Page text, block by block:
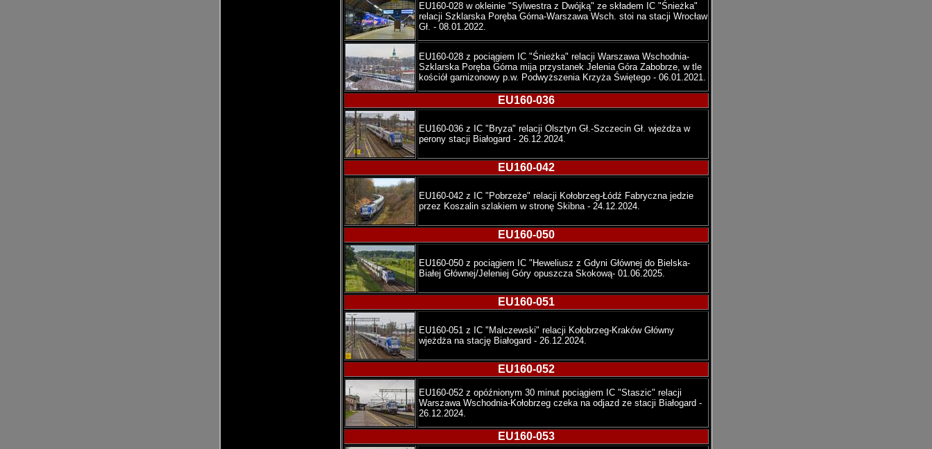
EU160-028 w okleinie "Sylwestra z Dwójką" ze składem IC "Śnieżka"
relacji Szklarska Poręba Górna-Warszawa Wsch. stoi na stacji Wrocław
Gł. - 08.01.2022.
EU160-028 z pociągiem IC "Śnieżka" relacji Warszawa Wschodnia-
Szklarska Poręba Górna mija przystanek Jelenia Góra Zabobrze, w tle
kościół garnizonowy p.w. Podwyższenia Krzyża Świętego - 06.01.2021.
EU160-036
EU160-036 z IC "Bryza" relacji Olsztyn Gł.-Szczecin Gł. wjeżdża w
perony stacji Białogard - 26.12.2024.
EU160-042
EU160-042 z IC "Pobrzeże" relacji Kołobrzeg-Łódź Fabryczna jedzie
przez Koszalin szlakiem w stronę Skibna - 24.12.2024.
EU160-050
EU160-050 z pociągiem IC "Heweliusz z Gdyni Głównej do Bielska-
Białej Głównej/Jeleniej Góry opuszcza Skokową- 01.06.2025.
EU160-051
EU160-051 z IC "Malczewski" relacji Kołobrzeg-Kraków Główny
wjeżdża na stację Białogard - 26.12.2024.
EU160-052
EU160-052 z opóźnionym 30 minut pociągiem IC "Staszic" relacji
Warszawa Wschodnia-Kołobrzeg czeka na odjazd ze stacji Białogard -
26.12.2024.
EU160-053